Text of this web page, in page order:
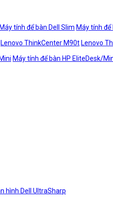
Máy tính để bàn Dell Slim Máy tính
Lenovo ThinkCenter M90t Lenovo
Máy tính để bàn HP EliteDesk/
hình Dell UltraSharp